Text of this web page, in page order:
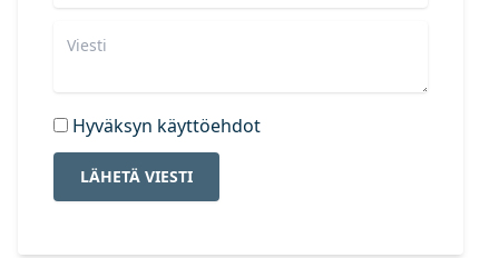
Hyväksyn käyttöehdot
LÄHETÄ VIESTI